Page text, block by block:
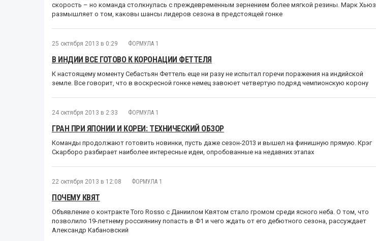
скорость – но команда столкнулась с преждевременным зернением более мягкой резины. Марк Хьюз
размышляет о том, каковы шансы лидеров сезона в предстоящей гонке
25 октября 2013 в 0:29 ФОРМУЛА 1
В ИНДИИ ВСЕ ГОТОВО К КОРОНАЦИИ ФЕТТЕЛЯ
К настоящему моменту Себастьян Феттель еще ни разу не испытал горечи поражения на индийской
земле. Все говорит, что в воскресной гонке немец завоюет четвертую подряд чемпионскую корону
24 октября 2013 в 2:33 ФОРМУЛА 1
ГРАН ПРИ ЯПОНИИ И КОРЕИ: ТЕХНИЧЕСКИЙ ОБЗОР
Команды продолжают готовить новинки, пусть даже сезон-2013 и вышел на финишную прямую. Крэг
Скарборо разбирает наиболее интересные идеи, опробованные на недавних этапах
22 октября 2013 в 12:08 ФОРМУЛА 1
ПОЧЕМУ КВЯТ
Объявление о контракте Toro Rosso с Даниилом Квятом стало громом среди ясного неба. О том, что
позволило 19-летнему россиянину попасть в Ф1 и чего ждать от его дебютного сезона, рассуждает
Александр Кабановский